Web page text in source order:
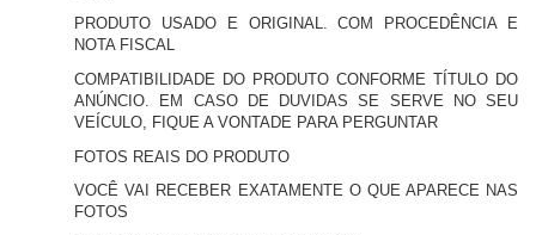
PRODUTO USADO E ORIGINAL. COM PROCEDÊNCIA E
NOTA FISCAL
COMPATIBILIDADE DO PRODUTO CONFORME TÍTULO DO
ANÚNCIO. EM CASO DE DUVIDAS SE SERVE NO SEU
VEÍCULO, FIQUE A VONTADE PARA PERGUNTAR
FOTOS REAIS DO PRODUTO
VOCÊ VAI RECEBER EXATAMENTE O QUE APARECE NAS
FOTOS